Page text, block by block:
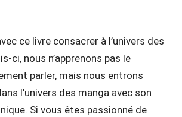
ce livre consacrer à l’univers des
ci, nous n’apprenons pas le
parler, mais nous entrons
l’univers des manga avec son
Si vous êtes passionné de